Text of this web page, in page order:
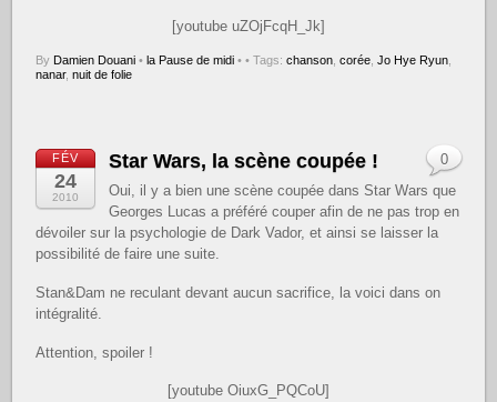
[youtube uZOjFcqH_Jk]
By Damien Douani • la Pause de midi • • Tags:chanson,corée,Jo Hye Ryun,
nanar,nuit de folie
FÉV
24
2010
Star Wars, la scène coupée !
Oui, il y a bien une scène coupée dans Star Wars que
Georges Lucas a préféré couper afin de ne pas trop en
dévoiler sur la psychologie de Dark Vador, et ainsi se laisser la
possibilité de faire une suite.
Stan&Dam ne reculant devant aucun sacrifice, la voici dans on
intégralité.
Attention, spoiler !
[youtube OiuxG_PQCoU]
0